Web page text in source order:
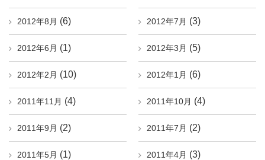
2012年8月 (6) 2012年7月 (3)
2012年6月 (1) 2012年3月 (5)
2012年2月 (10) 2012年1月 (6)
2011年11月 (4) 2011年10月 (4)
2011年9月 (2) 2011年7月 (2)
2011年5月 (1) 2011年4月 (3)